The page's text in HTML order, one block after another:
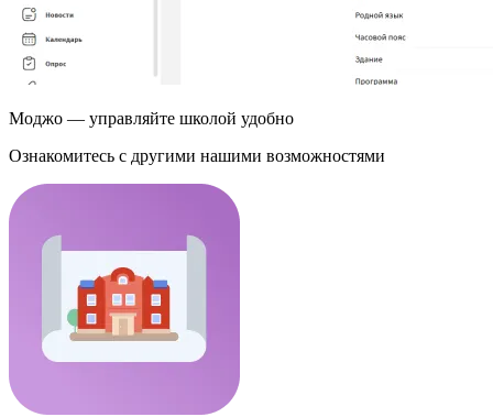
Моджо — управляйте школой удобно
Ознакомитесь с другими нашими возможностями